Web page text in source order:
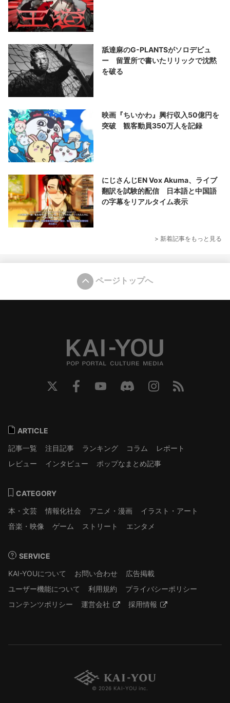
舐達麻のG-PLANTSがソロデビュ
ー 留置所で書いたリリックで沈黙
を破る
映画『ちいかわ』興行収入50億円を
突破 観客動員350万人を記録
にじさんじEN Vox Akuma、ライブ
翻訳を試験的配信 日本語と中国語
の字幕をリアルタイム表示
> 新着記事をもっと見る
ページトップへ
ARTICLE
記事一覧
注目記事 ランキング コラム
レポート
レビュー
インタビュー ポップなまとめ記事
CATEGORY
本・文芸
情報化社会 アニメ・漫画
イラスト・アート
音楽・映像
ゲーム ストリート エンタメ
SERVICE
KAI-YOUについて
お問い合わせ
広告掲載
ユーザー機能について
利用規約
プライバシーポリシー
コンテンツポリシー
運営会社 採用情報
© 2026 KAI-YOU inc.